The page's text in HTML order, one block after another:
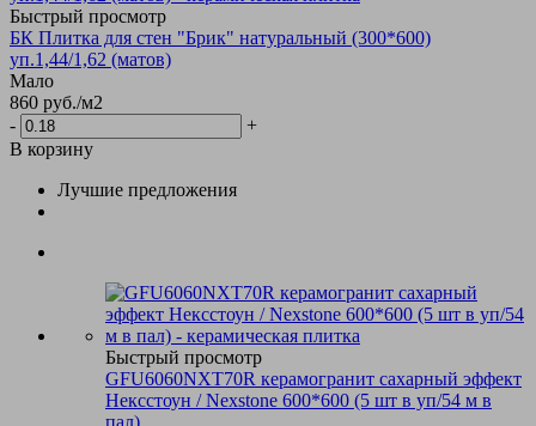
Быстрый просмотр
БК Плитка для стен "Брик" натуральный (300*600)
уп.1,44/1,62 (матов)
Мало
860 руб./м2
-
+
В корзину
Лучшие предложения
Быстрый просмотр
GFU6060NXT70R керамогранит сахарный эффект
Нексстоун / Nexstone 600*600 (5 шт в уп/54 м в
пал)